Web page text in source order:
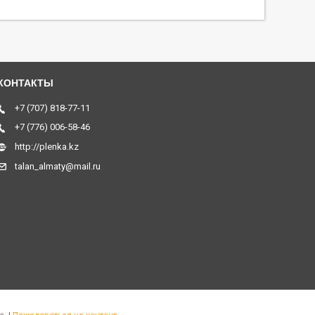
+7 (707) 818-77-11
+7 (776) 006-58-46
http://plenka.kz
talan_almaty@mail.ru